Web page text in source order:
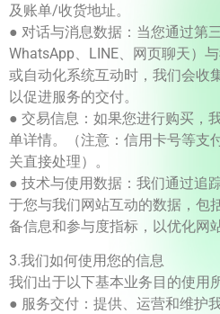
及账单/收货地址。
● 对话与消息数据：当您通过第
WhatsApp、LINE、网页聊天）
或自动化系统互动时，我们会收
以促进服务的交付。
● 交易信息：如果您进行购买，
单详情。（注意：信用卡号等支
关直接处理）。
● 技术与使用数据：我们通过追
于您与我们网站互动的数据，包
备信息和参与度指标，以优化网
3.我们如何使用您的信息
我们出于以下基本业务目的使用
● 服务交付：提供、运营和维护